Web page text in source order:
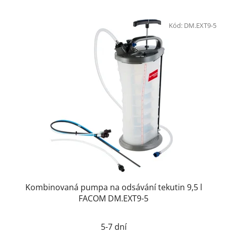
Kombinovaná pumpa na odsávání tekutin 9,5 l
FACOM DM.EXT9-5
5-7 dní
Kód: DM.EXT9-5